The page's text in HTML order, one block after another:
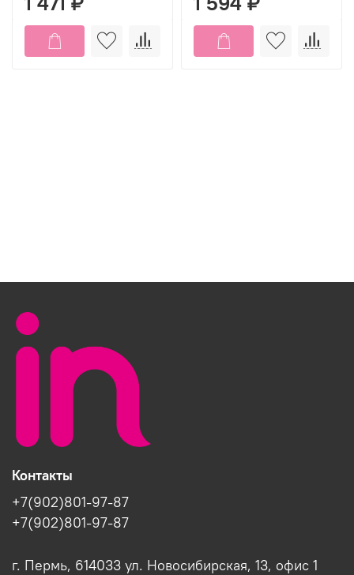
Контакты
+7(902)801-97-87
+7(902)801-97-87
г. Пермь, 614033 ул. Новосибирская, 13, офис 1